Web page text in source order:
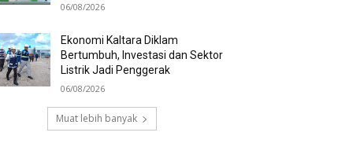
06/08/2026
Ekonomi Kaltara Diklam
Bertumbuh, Investasi dan Sektor
Listrik Jadi Penggerak
06/08/2026
Muat lebih banyak